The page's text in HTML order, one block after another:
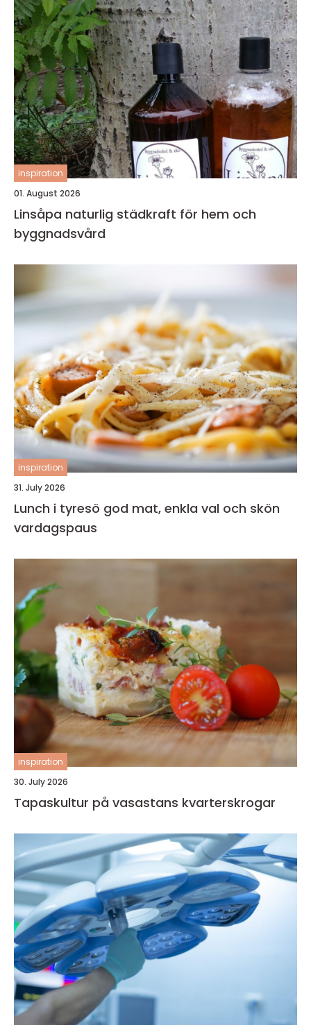
inspiration
01. August 2026
Linsåpa naturlig städkraft för hem och
byggnadsvård
inspiration
31. July 2026
Lunch i tyresö god mat, enkla val och skön
vardagspaus
inspiration
30. July 2026
Tapaskultur på vasastans kvarterskrogar